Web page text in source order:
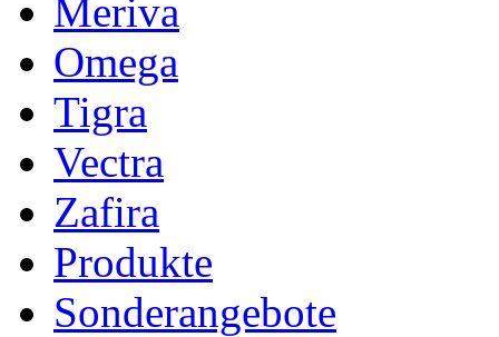
Meriva
Omega
Tigra
Vectra
Zafira
Produkte
Sonderangebote